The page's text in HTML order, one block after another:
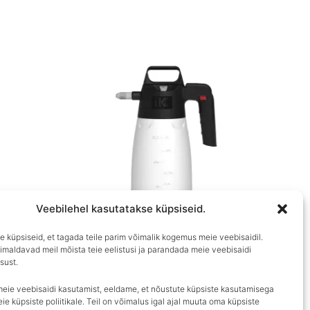
Veebilehel kasutatakse küpsiseid.
küpsiseid, et tagada teile parim võimalik kogemus meie veebisaidil.
meil mõista teie eelistusi ja parandada meie veebisaidi
veebisaidi kasutamist, eeldame, et nõustute küpsiste kasutamisega
küpsiste poliitikale. Teil on võimalus igal ajal muuta oma küpsiste
IK SPRAYERS
€33.90